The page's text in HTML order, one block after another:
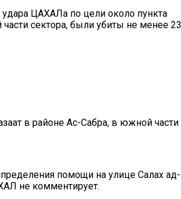
удара ЦАХАЛа по цели около пункта
сектора, были убиты не менее 23
в районе Ас-Сабра, в южной части
помощи на улице Салах ад-
не комментирует.